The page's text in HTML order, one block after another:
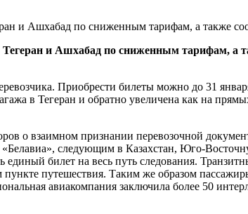
и Ашхабад по сниженным тарифам, а также
и Ашхабад по сниженным тарифам, а
Приобрести билеты можно до 31
в Тегеран и обратно увеличена как на
о взаимном признании перевозочной
следующим в Казахстан, Юго-
билет на весь путь следования.
пункте путешествия. Таким же образом
авиакомпания заключила более 50